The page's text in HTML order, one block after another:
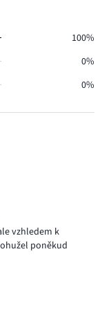
vzhledem k
poněkud
100%
0%
0%